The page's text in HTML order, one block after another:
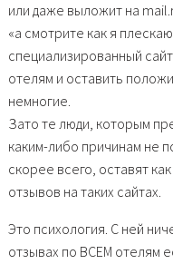
или даже выложит на
«а смотрите как я
специализированный
отелям и оставить
немногие.
Зато те люди, которым
каким-либо причинам не
скорее всего, оставят
отзывов на таких сайтах.
Это психология. С ней
отзывах по ВСЕМ отелям